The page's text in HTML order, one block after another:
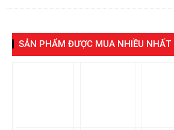
SẢN PHẨM ĐƯỢC MUA NHIỀU NHẤT